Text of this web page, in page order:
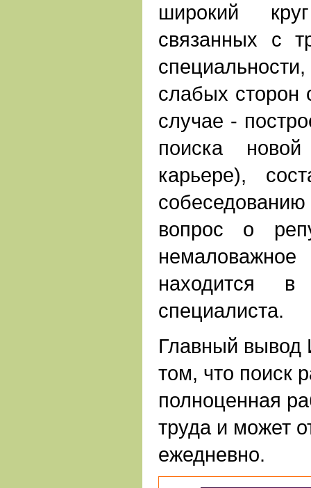
широкий
связанных с
слабых сторон
случае -
поиска
карьере),
вопрос о
находится
специалиста.
Главный вывод
том, что поиск
полноценная
труда и может
ежедневно.